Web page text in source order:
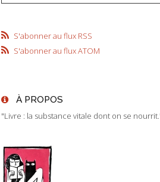
S'abonner au flux RSS
S'abonner au flux ATOM
À PROPOS
"Livre : la substance vitale dont on se nourrit."